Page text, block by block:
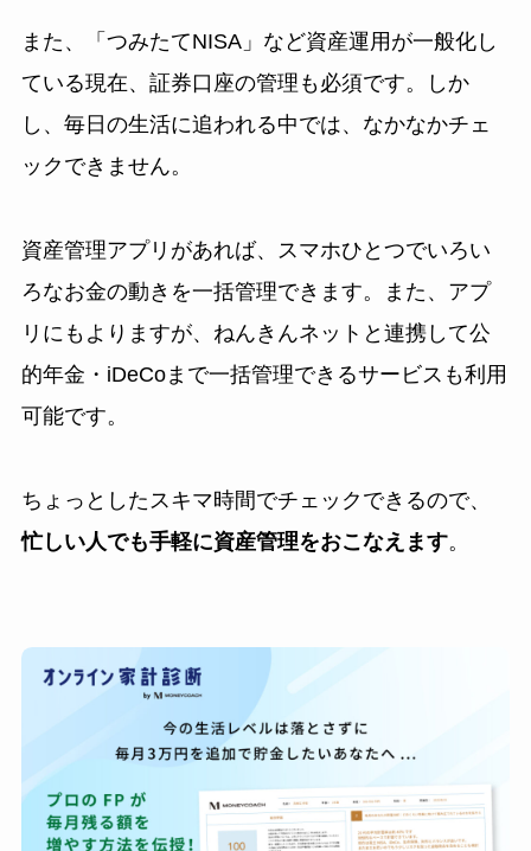
また、「つみたてNISA」など資産運用が一般化し
ている現在、証券口座の管理も必須です。しか
し、毎日の生活に追われる中では、なかなかチェ
ックできません。
資産管理アプリがあれば、スマホひとつでいろい
ろなお金の動きを一括管理できます。また、アプ
リにもよりますが、ねんきんネットと連携して公
的年金・iDeCoまで一括管理できるサービスも利用
可能です。
ちょっとしたスキマ時間でチェックできるので、
忙しい人でも手軽に資産管理をおこなえます。